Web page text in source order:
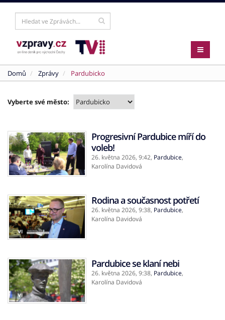
Domů Zprávy Pardubicko
Vyberte své město:
Progresivní Pardubice míří do
voleb!
26. května 2026, 9:42, Pardubice,
Karolína Davidová
Rodina a současnost potřetí
26. května 2026, 9:38, Pardubice,
Karolína Davidová
Pardubice se klaní nebi
26. května 2026, 9:38, Pardubice,
Karolína Davidová